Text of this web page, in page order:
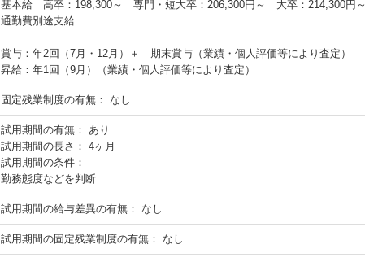
基本給 高卒：198,300～ 専門・短大卒：206,300円～ 大卒：214,300円～
通勤費別途支給
賞与：年2回（7月・12月）＋ 期末賞与（業績・個人評価等により査定）
昇給：年1回（9月）（業績・個人評価等により査定）
固定残業制度の有無： なし
試用期間の有無： あり
試用期間の長さ： 4ヶ月
試用期間の条件：
勤務態度などを判断
試用期間の給与差異の有無： なし
試用期間の固定残業制度の有無： なし